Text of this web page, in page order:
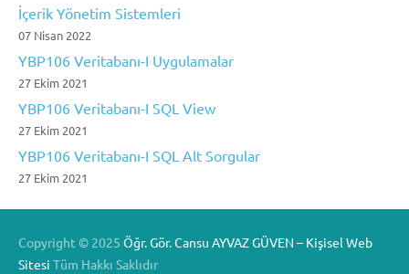
İçerik Yönetim Sistemleri
07 Nisan 2022
YBP106 Veritabanı-I Uygulamalar
27 Ekim 2021
YBP106 Veritabanı-I SQL View
27 Ekim 2021
YBP106 Veritabanı-I SQL Alt Sorgular
27 Ekim 2021
Copyright © 2025 Öğr. Gör. Cansu AYVAZ GÜVEN – Kişisel Web
Sitesi Tüm Hakkı Saklıdır